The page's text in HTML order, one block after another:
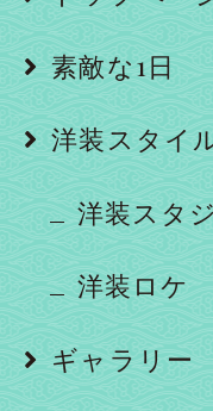
素敵な1日
洋装スタイ
洋装スタ
洋装ロケ
ギャラリー